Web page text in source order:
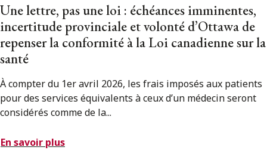
Une lettre, pas une loi : échéances imminentes,
incertitude provinciale et volonté d’Ottawa de
repenser la conformité à la Loi canadienne sur la
santé
À compter du 1er avril 2026, les frais imposés aux patients
pour des services équivalents à ceux d’un médecin seront
considérés comme de la...
En savoir plus